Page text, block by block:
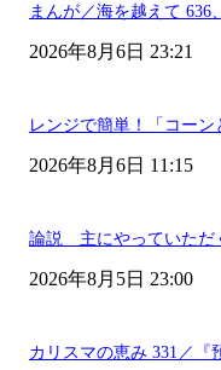
まんが／海を越えて 636
2026年8月6日 23:21
レンジで簡単！「コー
2026年8月6日 11:15
論説 主にやっていただ
2026年8月5日 23:00
カリスマの恵み 331／